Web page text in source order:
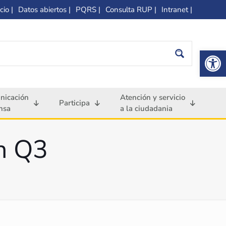
| Datos abiertos | PQRS | Consulta RUP | Intranet |
Participa
Atención y servicio
a la ciudadania
Q3